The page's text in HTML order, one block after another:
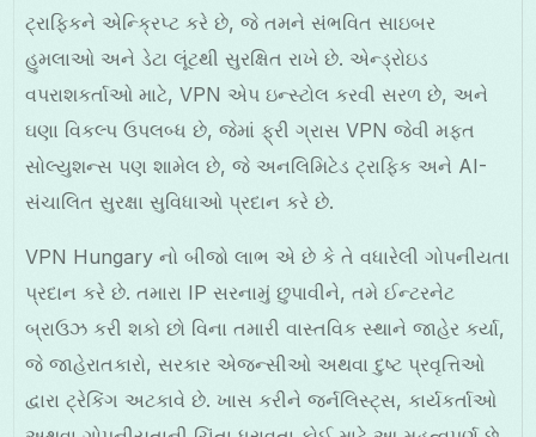
ટ્રાફિકને એન્ક્રિપ્ટ કરે છે, જે તમને સંભવિત સાઇબર
હુમલાઓ અને ડેટા લૂંટથી સુરક્ષિત રાખે છે. એન્ડ્રોઇડ
વપરાશકર્તાઓ માટે, VPN એપ ઇન્સ્ટોલ કરવી સરળ છે, અને
ઘણા વિકલ્પ ઉપલબ્ધ છે, જેમાં ફ્રી ગ્રાસ VPN જેવી મફત
સોલ્યુશન્સ પણ શામેલ છે, જે અનલિમિટેડ ટ્રાફિક અને AI-
સંચાલિત સુરક્ષા સુવિધાઓ પ્રદાન કરે છે.
VPN Hungary નો બીજો લાભ એ છે કે તે વધારેલી ગોપનીયતા
પ્રદાન કરે છે. તમારા IP સરનામું છુપાવીને, તમે ઈન્ટરનેટ
બ્રાઉઝ કરી શકો છો વિના તમારી વાસ્તવિક સ્થાને જાહેર કર્યા,
જે જાહેરાતકારો, સરકાર એજન્સીઓ અથવા દુષ્ટ પ્રવૃત્તિઓ
દ્વારા ટ્રેકિંગ અટકાવે છે. ખાસ કરીને જર્નલિસ્ટ્સ, કાર્યકર્તાઓ